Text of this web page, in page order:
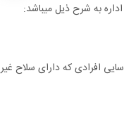
به شرح ذیل میباشد:
افرادی که دارای سلاح غیر